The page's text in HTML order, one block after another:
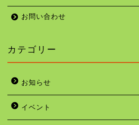
お問い合わせ
カテゴリー
お知らせ
イベント